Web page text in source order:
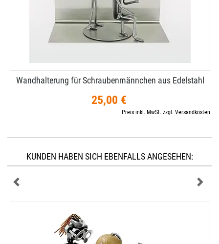
Wandhalterung für Schraubenmännchen aus Edelstahl
25,00 €
Preis inkl. MwSt. zzgl. Versandkosten
KUNDEN HABEN SICH EBENFALLS ANGESEHEN: